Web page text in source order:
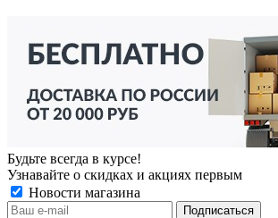
Будьте всегда в курсе!
Узнавайте о скидках и акциях первым
Новости магазина